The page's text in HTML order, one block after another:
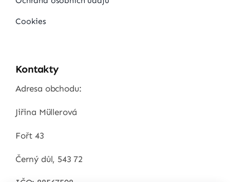
Cookies
Kontakty
Adresa obchodu:
Jiřina Müllerová
Fořt 43
Černý důl, 543 72